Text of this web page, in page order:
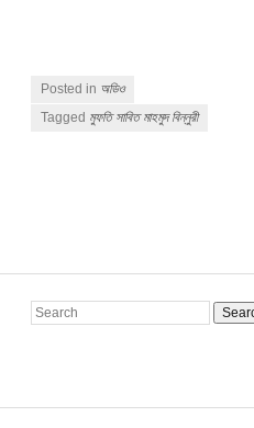
Posted in অডিও
Tagged মুফতি সাবিত মাহমুদ বিন্নুরী
Search